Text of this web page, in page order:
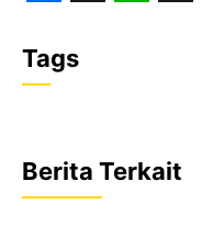
a
c
b
o
s
A
a
d
Tags
Berita Terkait